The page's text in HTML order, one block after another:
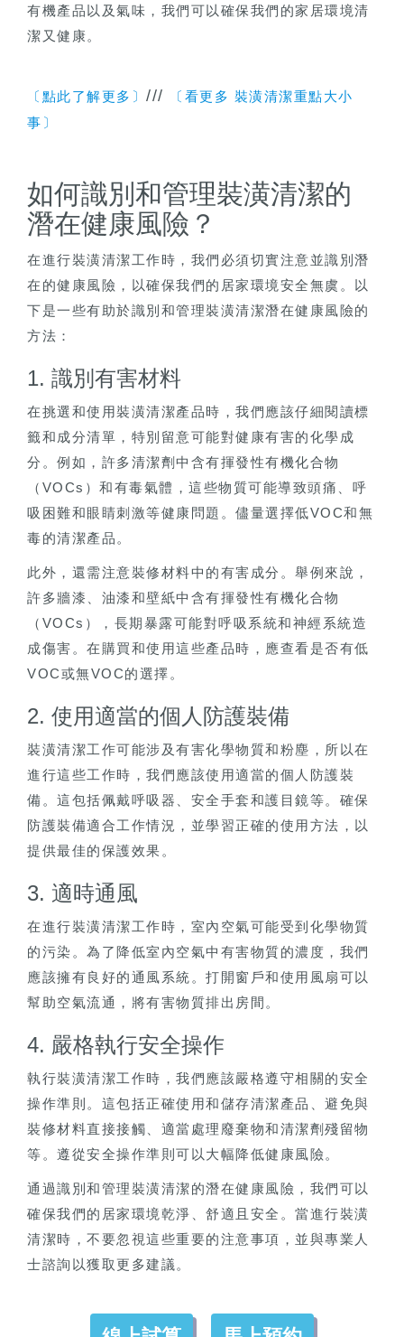
有機產品以及氣味，我們可以確保我們的家居環境清
潔又健康。
〔點此了解更多〕 ///
〔看更多 裝潢清潔重點大小
事〕
如何識別和管理裝潢清潔的
潛在健康風險？
在進行裝潢清潔工作時，我們必須切實注意並識別潛
在的健康風險，以確保我們的居家環境安全無虞。以
下是一些有助於識別和管理裝潢清潔潛在健康風險的
方法：
1. 識別有害材料
在挑選和使用裝潢清潔產品時，我們應該仔細閱讀標
籤和成分清單，特別留意可能對健康有害的化學成
分。例如，許多清潔劑中含有揮發性有機化合物
（VOCs）和有毒氣體，這些物質可能導致頭痛、呼
吸困難和眼睛刺激等健康問題。儘量選擇低VOC和無
毒的清潔產品。
此外，還需注意裝修材料中的有害成分。舉例來說，
許多牆漆、油漆和壁紙中含有揮發性有機化合物
（VOCs），長期暴露可能對呼吸系統和神經系統造
成傷害。在購買和使用這些產品時，應查看是否有低
VOC或無VOC的選擇。
2. 使用適當的個人防護裝備
裝潢清潔工作可能涉及有害化學物質和粉塵，所以在
進行這些工作時，我們應該使用適當的個人防護裝
備。這包括佩戴呼吸器、安全手套和護目鏡等。確保
防護裝備適合工作情況，並學習正確的使用方法，以
提供最佳的保護效果。
3. 適時通風
在進行裝潢清潔工作時，室內空氣可能受到化學物質
的污染。為了降低室內空氣中有害物質的濃度，我們
應該擁有良好的通風系統。打開窗戶和使用風扇可以
幫助空氣流通，將有害物質排出房間。
4. 嚴格執行安全操作
執行裝潢清潔工作時，我們應該嚴格遵守相關的安全
操作準則。這包括正確使用和儲存清潔產品、避免與
裝修材料直接接觸、適當處理廢棄物和清潔劑殘留物
等。遵從安全操作準則可以大幅降低健康風險。
通過識別和管理裝潢清潔的潛在健康風險，我們可以
確保我們的居家環境乾淨、舒適且安全。當進行裝潢
清潔時，不要忽視這些重要的注意事項，並與專業人
士諮詢以獲取更多建議。